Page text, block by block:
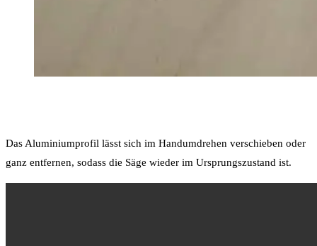
Das Aluminiumprofil lässt sich im Handumdrehen verschieben oder
ganz entfernen, sodass die Säge wieder im Ursprungszustand ist.